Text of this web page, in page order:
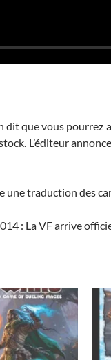
dit que vous pourrez
L’éditeur
une traduction des
: La VF arrive